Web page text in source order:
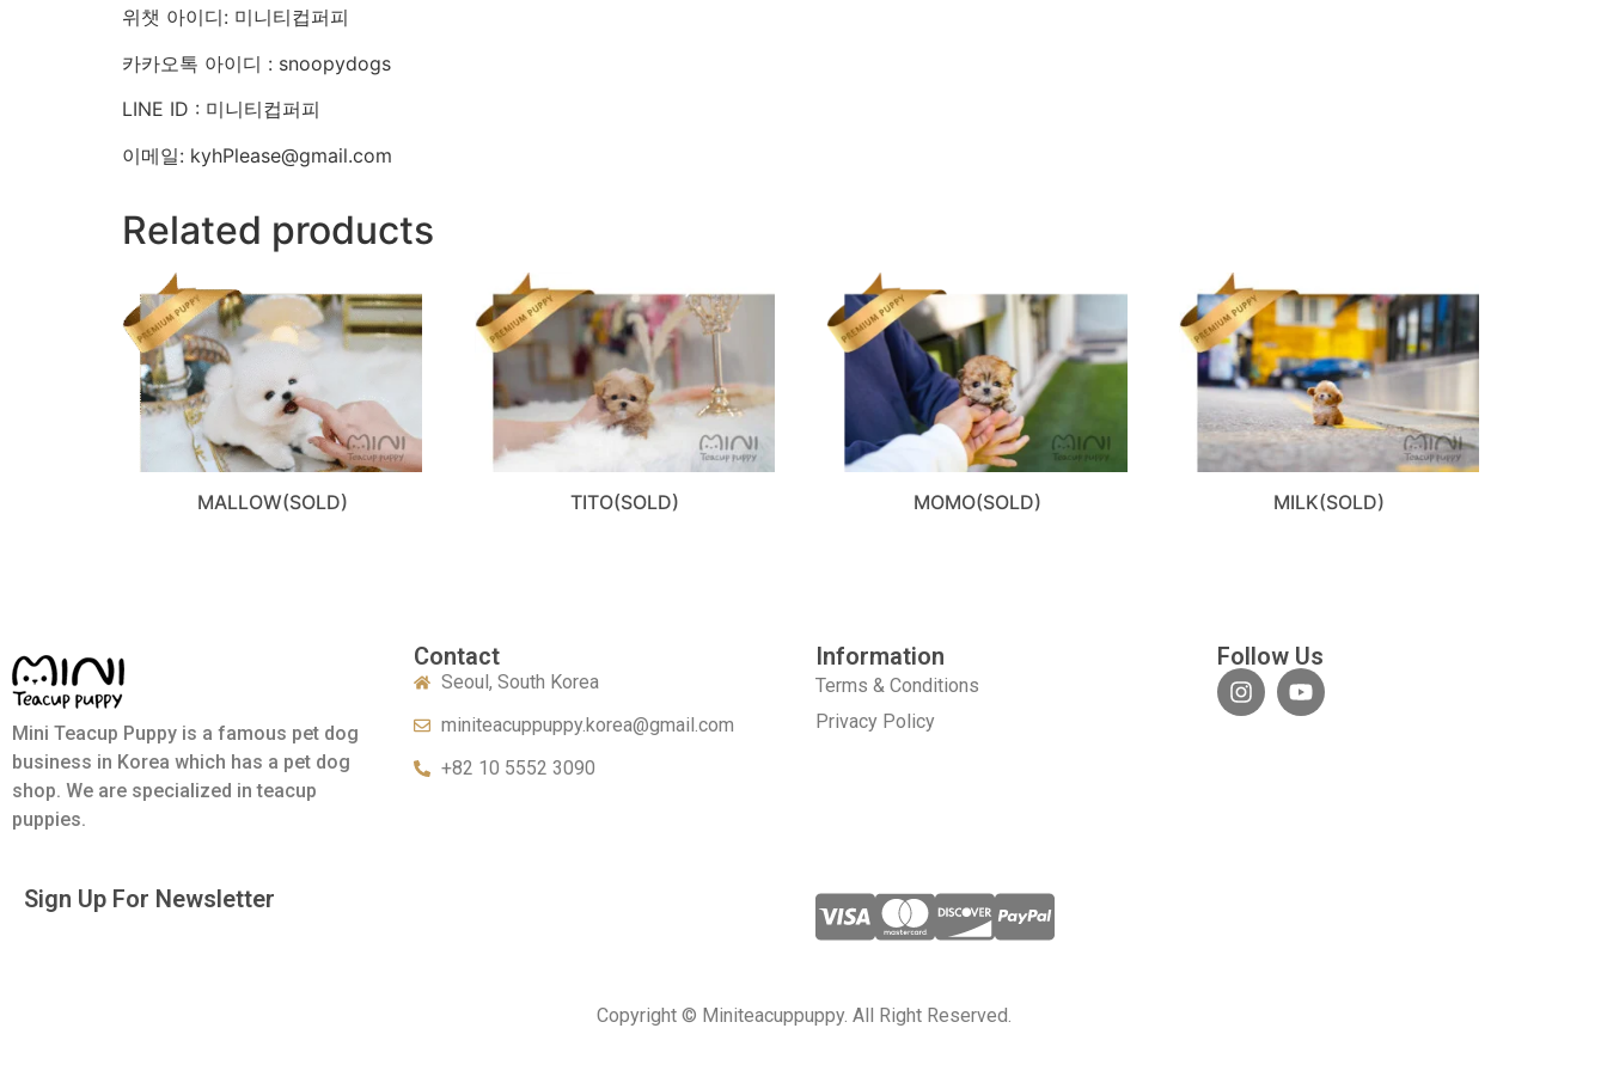
위챗 아이디: 미니티컵퍼피
카카오톡 아이디 : snoopydogs
LINE ID : 미니티컵퍼피
이메일: kyhPlease@gmail.com
Related products
MALLOW(SOLD) TITO(SOLD) MOMO(SOLD) MILK(SOLD)
Mini Teacup Puppy is a famous pet dog
business in Korea which has a pet dog
shop. We are specialized in teacup
puppies.
Contact
Seoul, South Korea
miniteacuppuppy.korea@gmail.com
+82 10 5552 3090
Information
Terms & Conditions
Privacy Policy
Follow Us
Sign Up For Newsletter
Copyright © Miniteacuppuppy. All Right Reserved.